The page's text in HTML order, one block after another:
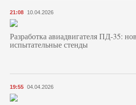
21:08 10.04.2026
Разработка авиадвигателя ПД-35:
испытательные стенды
19:55 04.04.2026